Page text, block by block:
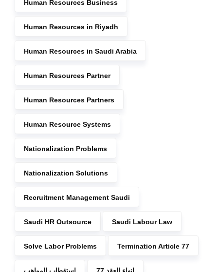
Human Resources Business
Human Resources in Riyadh
Human Resources in Saudi Arabia
Human Resources Partner
Human Resources Partners
Human Resource Systems
Nationalization Problems
Nationalization Solutions
Recruitment Management Saudi
Saudi HR Outsource Saudi Labour Law
Solve Labor Problems Termination Article 77